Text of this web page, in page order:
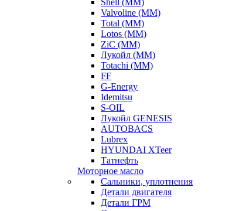
Shell (ММ)
Valvoline (ММ)
Total (ММ)
Lotos (ММ)
ZiC (ММ)
Лукойл (ММ)
Totachi (MM)
FF
G-Energy
Idemitsu
S-OIL
Лукойл GENESIS
AUTOBACS
Lubrex
HYUNDAI XTeer
Татнефть
Моторное масло
Сальники, уплотнения
Детали двигателя
Детали ГРМ